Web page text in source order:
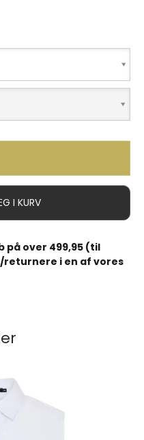
I KURV
på over 499,95 (til
i en af vores